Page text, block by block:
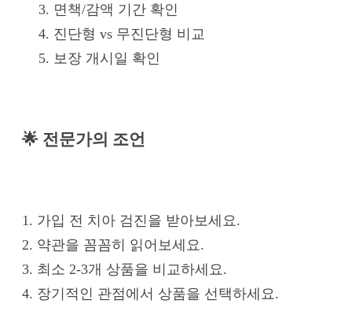
면책/감액 기간 확인
진단형 vs 무진단형 비교
보장 개시일 확인
🌟 전문가의 조언
1. 가입 전 치아 검진을 받아보세요.
2. 약관을 꼼꼼히 읽어보세요.
3. 최소 2-3개 상품을 비교하세요.
4. 장기적인 관점에서 상품을 선택하세요.